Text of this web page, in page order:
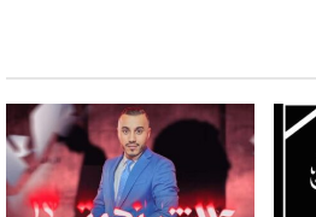
حين يكونون شهودًا على معاناة